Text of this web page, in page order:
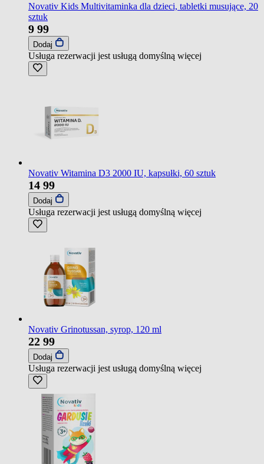
Novativ Kids Multivitaminka dla dzieci, tabletki musujące, 20
sztuk
9 99
Dodaj
Usługa rezerwacji jest usługą domyślną więcej
Novativ Witamina D3 2000 IU, kapsułki, 60 sztuk
14 99
Dodaj
Usługa rezerwacji jest usługą domyślną więcej
Novativ Grinotussan, syrop, 120 ml
22 99
Dodaj
Usługa rezerwacji jest usługą domyślną więcej